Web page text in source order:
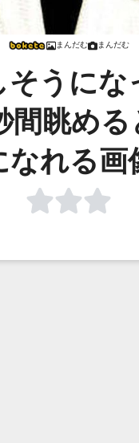
まんだむ まんだむ
そうにな
間眺める
なれる画